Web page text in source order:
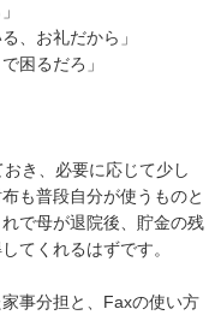
、お礼だから」
困るだろ」
き、必要に応じて少し
も普段自分が使うものと
で母が退院後、貯金の残
てくれるはずです。
事分担と、Faxの使い方